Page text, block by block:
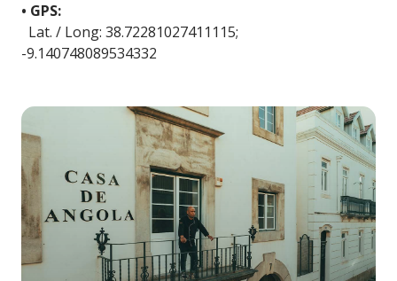
• GPS:
Lat. / Long: 38.72281027411115;
-9.140748089534332